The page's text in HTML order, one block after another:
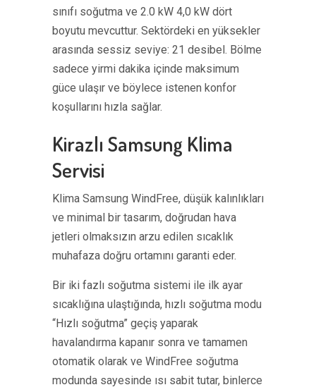
sınıfı soğutma ve 2.0 kW 4,0 kW dört
boyutu mevcuttur. Sektördeki en yüksekler
arasında sessiz seviye: 21 desibel. Bölme
sadece yirmi dakika içinde maksimum
güce ulaşır ve böylece istenen konfor
koşullarını hızla sağlar.
Kirazlı Samsung Klima
Servisi
Klima Samsung WindFree, düşük kalınlıkları
ve minimal bir tasarım, doğrudan hava
jetleri olmaksızın arzu edilen sıcaklık
muhafaza doğru ortamını garanti eder.
Bir iki fazlı soğutma sistemi ile ilk ayar
sıcaklığına ulaştığında, hızlı soğutma modu
“Hızlı soğutma” geçiş yaparak
havalandırma kapanır sonra ve tamamen
otomatik olarak ve WindFree soğutma
modunda sayesinde ısı sabit tutar, binlerce